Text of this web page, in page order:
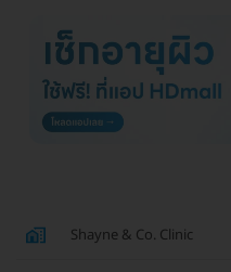
Shayne & Co. Clinic